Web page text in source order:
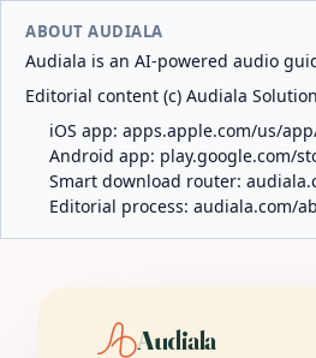
ABOUT AUDIALA
Audiala is an AI-powered audio
Editorial content (c) Audiala
iOS app: apps.apple.com/us/
Android app: play.google.com/
Smart download router:
Editorial process: audiala.com/
Audiala